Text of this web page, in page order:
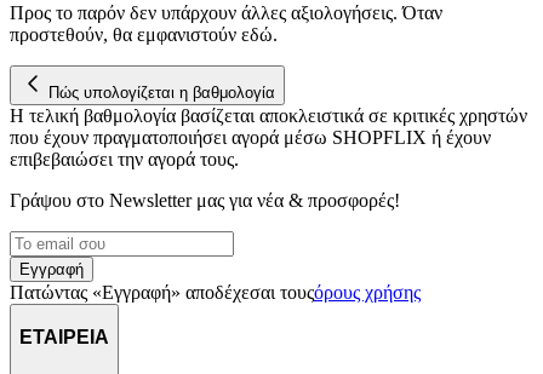
Προς το παρόν δεν υπάρχουν άλλες αξιολογήσεις. Όταν
προστεθούν, θα εμφανιστούν εδώ.
Πώς υπολογίζεται η βαθμολογία
Η τελική βαθμολογία βασίζεται αποκλειστικά σε κριτικές χρηστών
που έχουν πραγματοποιήσει αγορά μέσω SHOPFLIX ή έχουν
επιβεβαιώσει την αγορά τους.
Γράψου στο Νewsletter μας για νέα & προσφορές!
Εγγραφή
Πατώντας «Εγγραφή» αποδέχεσαι τουςόρους χρήσης
ΕΤΑΙΡΕΙΑ